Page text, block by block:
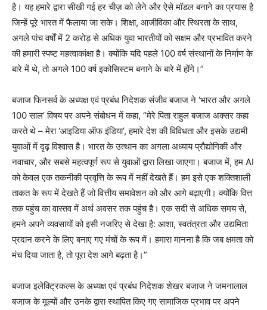
है। यह हमारे द्वारा सीखी गई हर चीज़ को लेने और ऐसे मॉडल बनाने का प्रयास है
जिन्हें पूरे भारत में फैलाया जा सके। शिक्षा, आजीविका और स्थिरता के साथ,
अगले पांच वर्षों में 2 करोड़ से अधिक युवा भारतीयों को सक्षम और प्रभावित करने
की हमारी स्पष्ट महत्वाकांक्षा है। क्योंकि यदि पहले 100 वर्ष संस्थानों के निर्माण के
बारे में थे, तो अगले 100 वर्ष इकोसिस्टम बनाने के बारे में होंगे।”
बजाज फिनसर्व के अध्यक्ष एवं प्रबंध निदेशक संजीव बजाज ने ‘भारत और अगले
100 साल’ विषय पर अपने संबोधन में कहा, “मेरे पिता राहुल बजाज अक्सर कहा
करते थे – मेरा ‘आइडिया ऑफ इंडिया’, हमारे देश की विविधता और इसके उद्यमी
युवाओं में दृढ़ विश्वास है। भारत के उत्थान का अगला अध्याय प्रौद्योगिकी और
नवाचार, और सबसे महत्वपूर्ण रूप से युवाओं द्वारा लिखा जाएगा। बजाज में, हम AI
को केवल एक तकनीकी प्रवृत्ति के रूप में नहीं देखते हैं। हम इसे एक शक्तिशाली
ताकत के रूप में देखते हैं जो वित्तीय समावेशन को और आगे बढ़ाएगी। क्योंकि वित्त
तक पहुंच का वास्तव में अर्थ अवसर तक पहुंच है। एक सदी से अधिक समय से,
हमने अपने व्यवसायों को इसी नजरिए से देखा है: आशा, स्वतंत्रता और उद्यमिता
प्रदान करने के लिए बनाए गए मंचों के रूप में। हमारा मानना है कि जब क्षमता को
मंच दिया जाता है, तो पूरा देश आगे बढ़ता है।”
बजाज इलेक्ट्रिकल्स के अध्यक्ष एवं प्रबंध निदेशक शेखर बजाज ने जमनालाल
बजाज के मूल्यों और उनके द्वारा स्थापित किए गए सामाजिक प्रभाव पर अपने